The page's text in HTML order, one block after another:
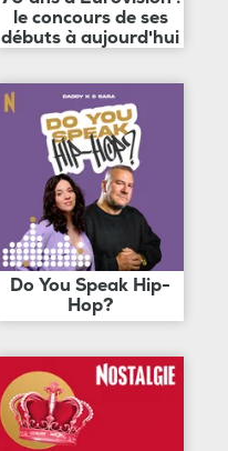
le concours de ses
débuts à aujourd'hui
Do You Speak Hip-
Hop?